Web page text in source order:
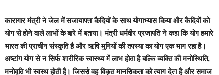
कारागार मंत्री ने जेल में सजायाफ्ता कैदियों के साथ योगाभ्यास किया और कैदियों को
योग से होने वाले लाभों के बारे में बताया। मंत्री धर्मवीर प्रजापति ने कहा कि योग हमारे
भारत की प्राचीन संस्कृति है और ऋषि मुनियों की तपस्या का योग एक भाग रहा है।
अष्टांग योग से न सिर्फ शारीरिक स्वास्थ्य में लाभ होता है बल्कि व्यक्ति की मनोस्थिति,
मनोवृति भी स्वस्थ होती है। जिससे वह विकृत मानसिकता को त्याग देता है और समाज